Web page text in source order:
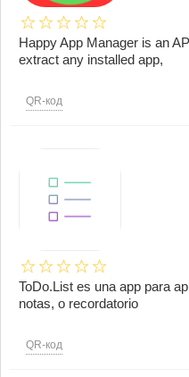
Happy App Manager is an
extract any installed app,
QR-код
ToDo.List es una app para
notas, o recordatorio
QR-код